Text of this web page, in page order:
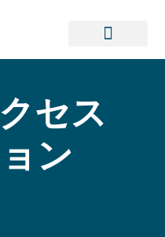
セス
ン